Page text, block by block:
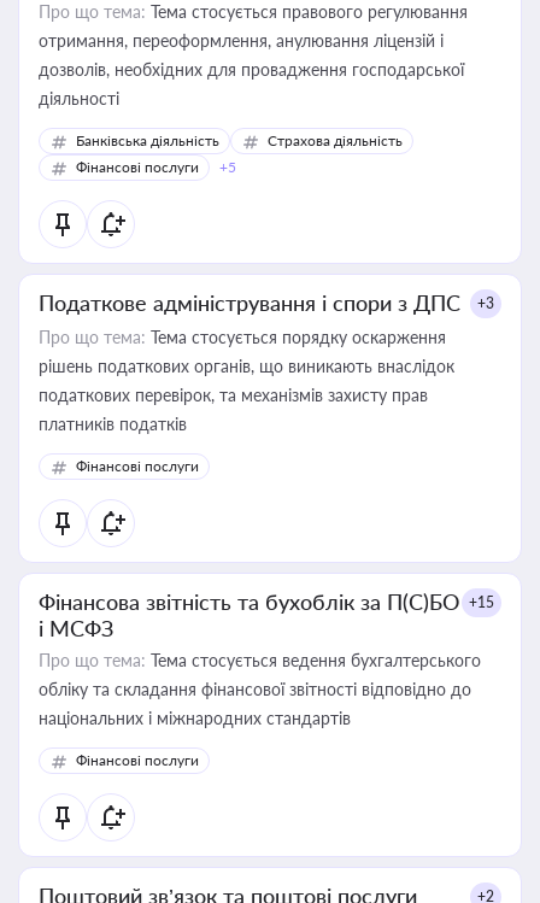
Про що тема: Тема стосується правового регулювання
отримання, переоформлення, анулювання ліцензій і
дозволів, необхідних для провадження господарської
діяльності
Банківська діяльність
Страхова діяльність
Фінансові послуги
+5
Податкове адміністрування і спори з ДПС +3
Про що тема: Тема стосується порядку оскарження
рішень податкових органів, що виникають внаслідок
податкових перевірок, та механізмів захисту прав
платників податків
Фінансові послуги
Фінансова звітність та бухоблік за П(С)БО
і МСФЗ
+15
Про що тема: Тема стосується ведення бухгалтерського
обліку та складання фінансової звітності відповідно до
національних і міжнародних стандартів
Фінансові послуги
Поштовий зв’язок та поштові послуги +2